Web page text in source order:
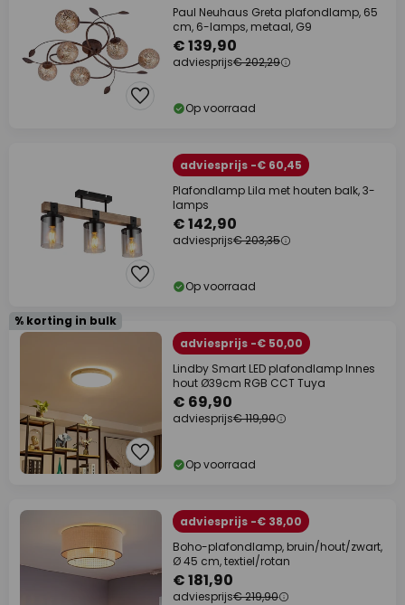
Paul Neuhaus Greta plafondlamp, 65
cm, 6-lamps, metaal, G9
€ 139,90
adviesprijs€ 202,29
Op voorraad
adviesprijs -€ 60,45
Plafondlamp Lila met houten balk, 3-
lamps
€ 142,90
adviesprijs€ 203,35
Op voorraad
% korting in bulk
adviesprijs -€ 50,00
Lindby Smart LED plafondlamp Innes
hout Ø39cm RGB CCT Tuya
€ 69,90
adviesprijs€ 119,90
Op voorraad
adviesprijs -€ 38,00
Boho-plafondlamp, bruin/hout/zwart,
Ø 45 cm, textiel/rotan
€ 181,90
adviesprijs€ 219,90